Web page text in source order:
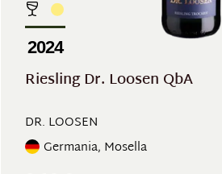
2024
Riesling Dr. Loosen QbA
DR. LOOSEN
Germania, Mosella